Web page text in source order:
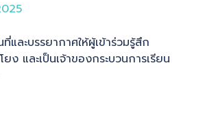
และบรรยากาศให้ผู้เข้าร่วมรู้สึก
ง และเป็นเจ้าของกระบวนการเรียน